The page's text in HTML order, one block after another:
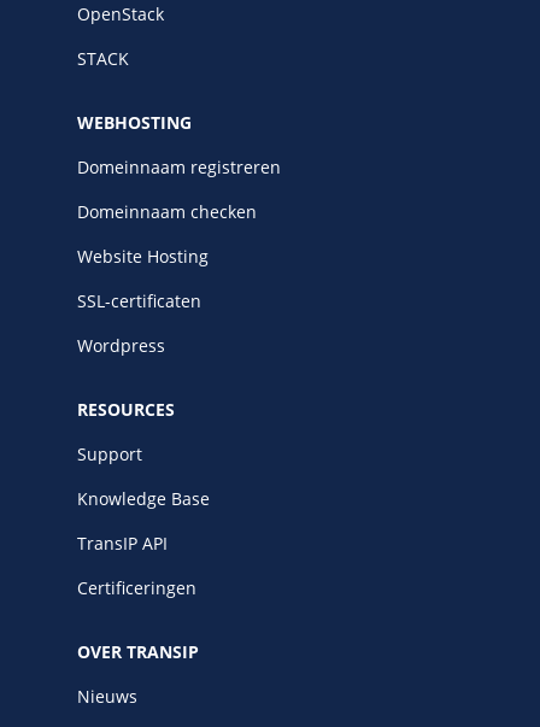
OpenStack
STACK
WEBHOSTING
Domeinnaam registreren
Domeinnaam checken
Website Hosting
SSL-certificaten
Wordpress
RESOURCES
Support
Knowledge Base
TransIP API
Certificeringen
OVER TRANSIP
Nieuws